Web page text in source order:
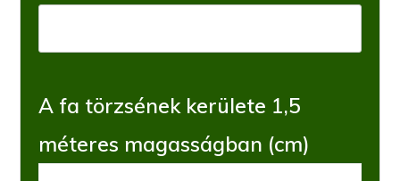
A fa törzsének kerülete 1,5
méteres magasságban (cm)